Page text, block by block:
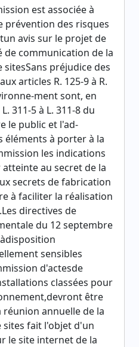
est associée à
prévention des risques
avis sur le projet de
de communication de la
préjudice des
articles R. 125-9 à R.
ment sont, en
311-5 à L. 311-8 du
le public et l'ad-
éléments à porter à la
les indications
au secret de la
secrets de fabrication
à faciliter la réalisation
directives de
du 12 septembre
sensibles
d'actesde
classées pour
être
réunion annuelle de la
sites fait l'objet d'un
le site internet de la